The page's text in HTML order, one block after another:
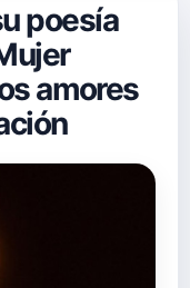
poesía
amores